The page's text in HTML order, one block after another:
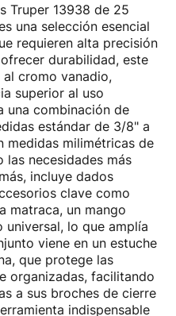
Truper 13938 de 25
una selección esencial
requieren alta precisión
durabilidad, este
cromo vanadio,
superior al uso
una combinación de
estándar de 3/8" a
medidas milimétricas de
las necesidades más
incluye dados
clave como
matraca, un mango
lo que amplía
viene en un estuche
que protege las
organizadas, facilitando
a sus broches de cierre
indispensable